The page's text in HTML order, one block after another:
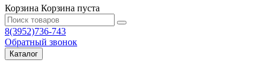
Корзина Корзина пуста
8(3952)736-743
Обратный звонок
Каталог